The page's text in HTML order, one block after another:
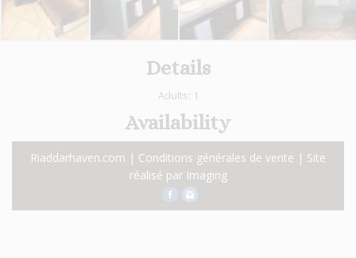
Details
Adults: 1
Availability
Riaddarhaven.com | Conditions générales de vente | Site
réalisé par Imaging